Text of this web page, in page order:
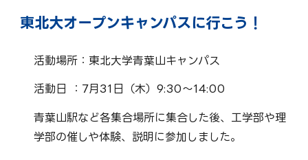
東北大オープンキャンパスに行こう！
活動場所： 東北大学青葉山キャンパス
活動日 ： 7月31 日（木）9:30〜14:00
青葉山駅など各集合場所に集合した後、工学部や理
学部の催しや体験、説明に参加しました。